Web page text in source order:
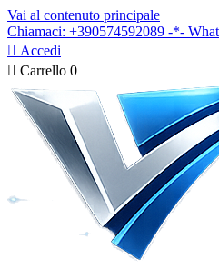
Vai al contenuto principale
Chiamaci: +390574592089 -*-
 Accedi
 Carrello 0